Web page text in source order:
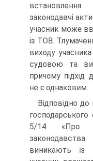
законодавчі
учасник може
із ТОВ.
виходу
судовою та
причому підхід
не є однаковим.
Відповідно
5/14 «Про
виникають із